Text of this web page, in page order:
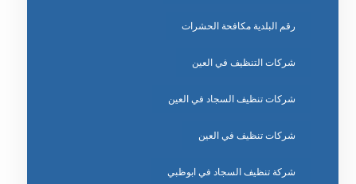
رقم البلدية مكافحة الحشرات
شركات التنظيف في العين
شركات تنظيف السجاد في العين
شركات تنظيف في العين
شركة تنظيف السجاد في ابوظبي